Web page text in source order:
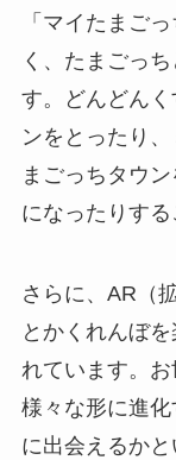
「マイたまご
く、たまごっ
す。どんどん
ンをとったり
まごっちタウ
になったりする
さらに、AR（
とかくれんぼ
れています。
様々な形に進
に出会えるか